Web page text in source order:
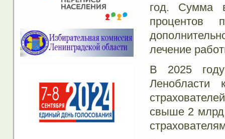
год. Сумма
процентов
лечение
В 2025
Ленобласти
свыше 2